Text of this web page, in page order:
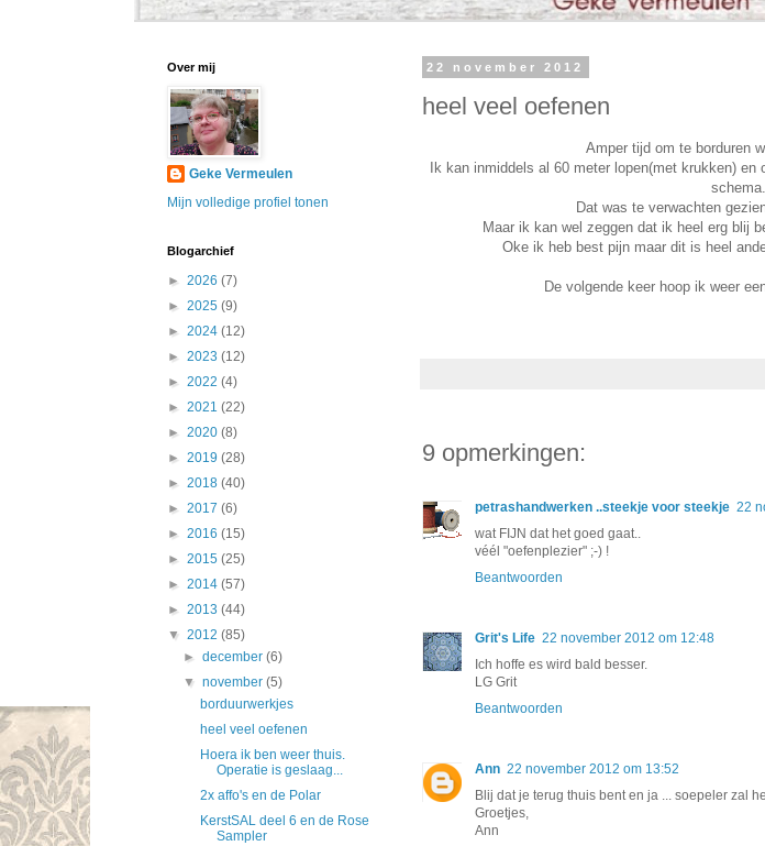
22 november 2012
heel veel oefenen
Amper tijd om te borduren
Ik kan inmiddels al 60 meter lopen(met krukken)
schema.
Dat was te verwachten
Maar ik kan wel zeggen dat ik heel erg blij
Oke ik heb best pijn maar dit is heel
De volgende keer hoop ik weer
9 opmerkingen:
petrashandwerken ..steekje voor steekje 22
wat FIJN dat het goed gaat..
véél "oefenplezier" ;-) !
Beantwoorden
Grit's Life 22 november 2012 om 12:48
Ich hoffe es wird bald besser.
LG Grit
Beantwoorden
Ann 22 november 2012 om 13:52
Blij dat je terug thuis bent en ja ... soepeler zal
Groetjes,
Ann
Over mij
Geke Vermeulen
Mijn volledige profiel tonen
Blogarchief
► 2026 (7)
► 2025 (9)
► 2024 (12)
► 2023 (12)
► 2022 (4)
► 2021 (22)
► 2020 (8)
► 2019 (28)
► 2018 (40)
► 2017 (6)
► 2016 (15)
► 2015 (25)
► 2014 (57)
► 2013 (44)
▼ 2012 (85)
►december(6)
▼november(5)
borduurwerkjes
heel veel oefenen
Hoera ik ben weer thuis.
Operatie is geslaag...
2x affo's en de Polar
KerstSAL deel 6 en de Rose
Sampler